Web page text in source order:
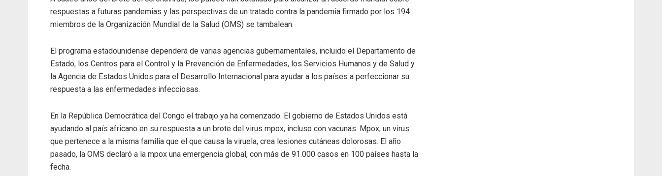
respuestas a futuras pandemias y las perspectivas de un tratado contra la pandemia firmado por los 194
miembros de la Organización Mundial de la Salud (OMS) se tambalean.
El programa estadounidense dependerá de varias agencias gubernamentales, incluido el Departamento de
Estado, los Centros para el Control y la Prevención de Enfermedades, los Servicios Humanos y de Salud y
la Agencia de Estados Unidos para el Desarrollo Internacional para ayudar a los países a perfeccionar su
respuesta a las enfermedades infecciosas.
En la República Democrática del Congo el trabajo ya ha comenzado. El gobierno de Estados Unidos está
ayudando al país africano en su respuesta a un brote del virus mpox, incluso con vacunas. Mpox, un virus
que pertenece a la misma familia que el que causa la viruela, crea lesiones cutáneas dolorosas. El año
pasado, la OMS declaró a la mpox una emergencia global, con más de 91.000 casos en 100 países hasta la
fecha.